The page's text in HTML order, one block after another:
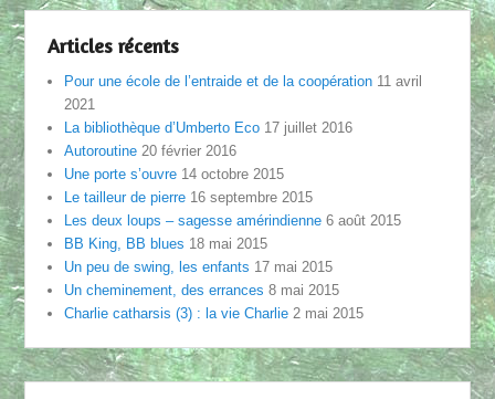
Articles récents
Pour une école de l’entraide et de la coopération 11 avril
2021
La bibliothèque d’Umberto Eco 17 juillet 2016
Autoroutine 20 février 2016
Une porte s’ouvre 14 octobre 2015
Le tailleur de pierre 16 septembre 2015
Les deux loups – sagesse amérindienne 6 août 2015
BB King, BB blues 18 mai 2015
Un peu de swing, les enfants 17 mai 2015
Un cheminement, des errances 8 mai 2015
Charlie catharsis (3) : la vie Charlie 2 mai 2015